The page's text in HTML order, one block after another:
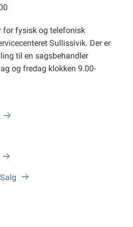
fysisk og telefonisk
Sullissivik. Der er
til en sagsbehandler
og fredag klokken 9.00-